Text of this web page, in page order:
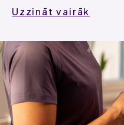
Uzzināt vairāk